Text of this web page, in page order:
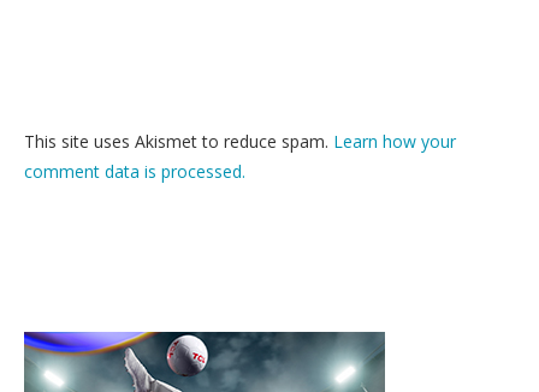
This site uses Akismet to reduce spam.